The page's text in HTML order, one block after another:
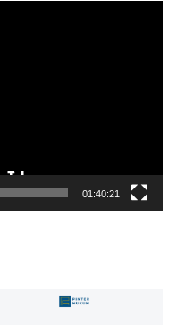
01:40:21